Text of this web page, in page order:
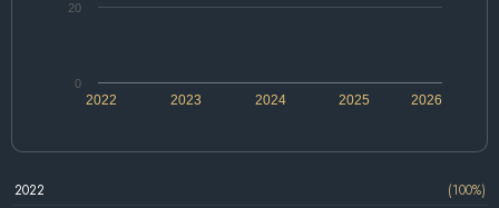
2022 2024 2026
2023 2025
0
20
2022
(100%)